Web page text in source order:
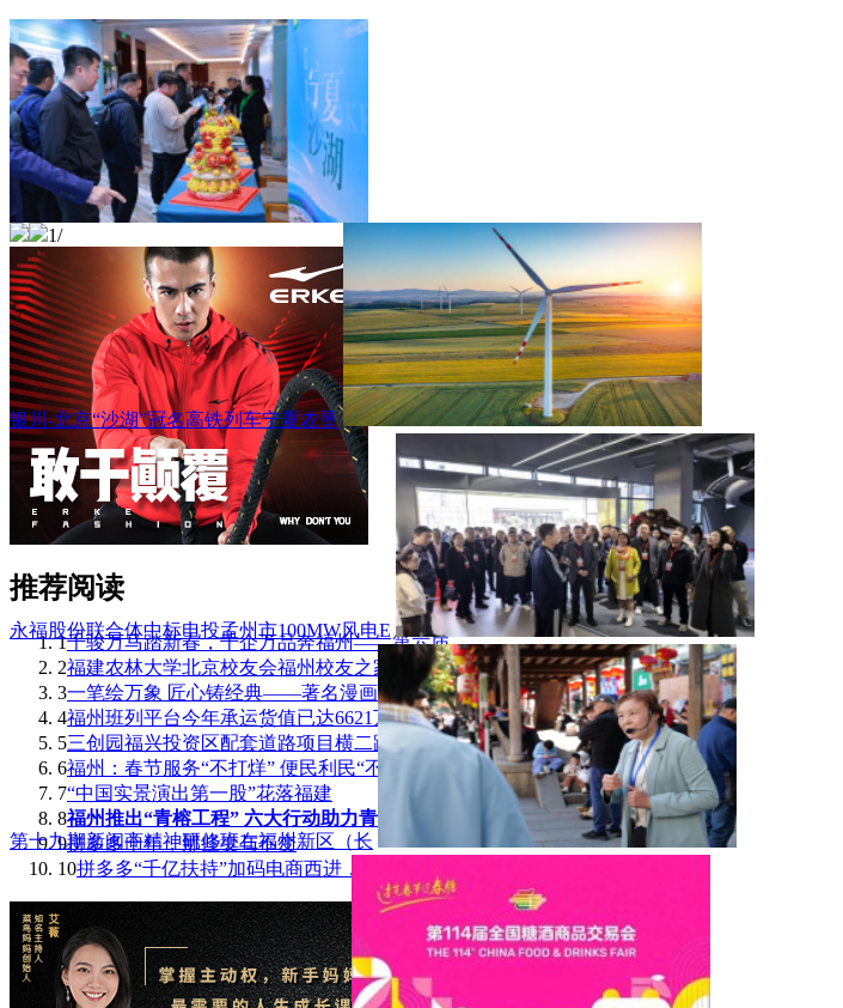
银川-北京“沙湖”冠名高铁列车宁夏农垦
永福股份联合体中标电投孟州市100MW风电E
第十九期新闽商精神研修班在福州新区（长
1/
推荐阅读
1千骏万马踏新春，千企万品奔福州——第六届
2福建农林大学北京校友会福州校友之家成立
3一笔绘万象 匠心铸经典——著名漫画家刘奎
4福州班列平台今年承运货值已达6621万元！
5三创园福兴投资区配套道路项目横二路正式通
6福州：春节服务“不打烊” 便民利民“不断
7“中国实景演出第一股”花落福建
8福州推出“青榕工程” 六大行动助力青年人
9拼多多十年，那些变与不变
10拼多多“千亿扶持”加码电商西进，茶吧机里